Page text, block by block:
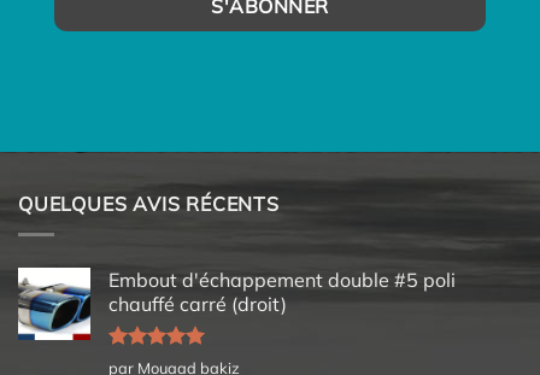
QUELQUES AVIS RÉCENTS
Embout d'échappement double #5 poli
chauffé carré (droit)
Note5sur
par Mouaad bakiz